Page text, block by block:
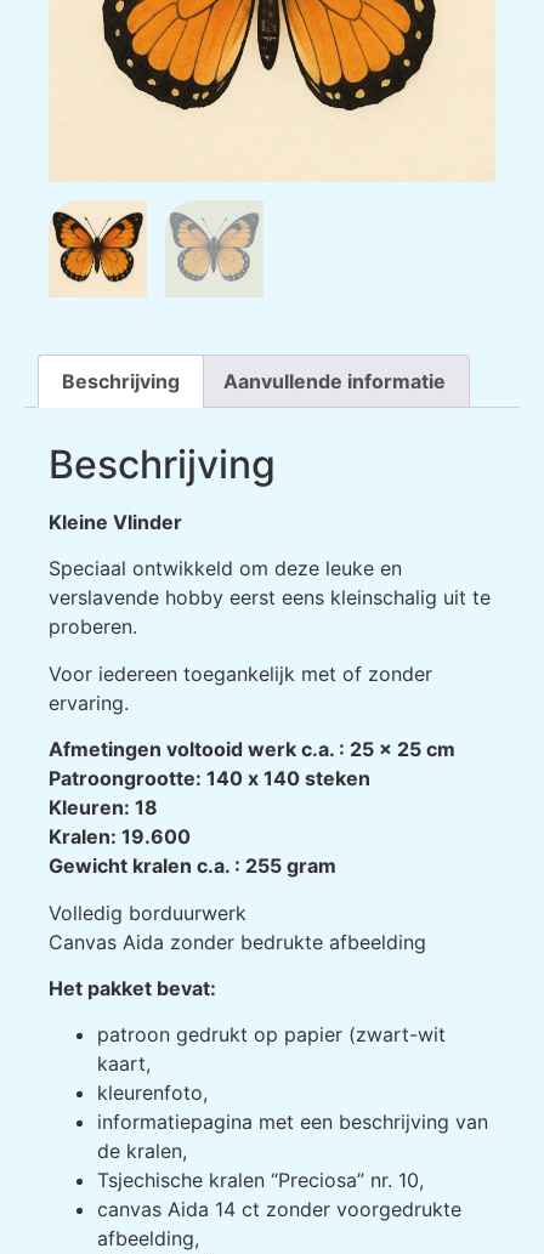
Beschrijving Aanvullende informatie
Beschrijving
Kleine Vlinder
Speciaal ontwikkeld om deze leuke en
verslavende hobby eerst eens kleinschalig uit te
proberen.
Voor iedereen toegankelijk met of zonder
ervaring.
Afmetingen voltooid werk c.a. : 25 x 25 cm
Patroongrootte: 140 х 140 steken
Kleuren: 18
Kralen: 19.600
Gewicht kralen c.a. : 255 gram
Volledig borduurwerk
Canvas Aida zonder bedrukte afbeelding
Het pakket bevat:
patroon gedrukt op papier (zwart-wit
kaart,
kleurenfoto,
informatiepagina met een beschrijving van
de kralen,
Tsjechische kralen “Preciosa” nr. 10,
canvas Aida 14 ct zonder voorgedrukte
afbeelding,